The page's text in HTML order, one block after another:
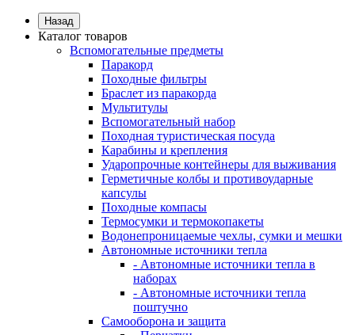
Назад
Каталог товаров
Вспомогательные предметы
Паракорд
Походные фильтры
Браслет из паракорда
Мультитулы
Вспомогательный набор
Походная туристическая посуда
Карабины и крепления
Ударопрочные контейнеры для выживания
Герметичные колбы и противоударные
капсулы
Походные компасы
Термосумки и термокопакеты
Водонепроницаемые чехлы, сумки и мешки
Автономные источники тепла
- Автономные источники тепла в
наборах
- Автономные источники тепла
поштучно
Самооборона и защита